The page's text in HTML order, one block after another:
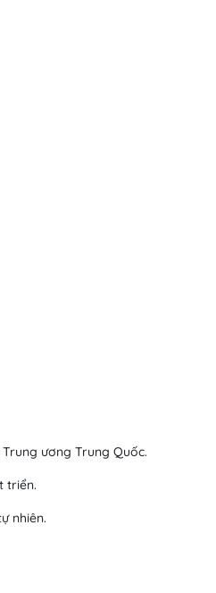
ương Trung Quốc.
triển.
nhiên.